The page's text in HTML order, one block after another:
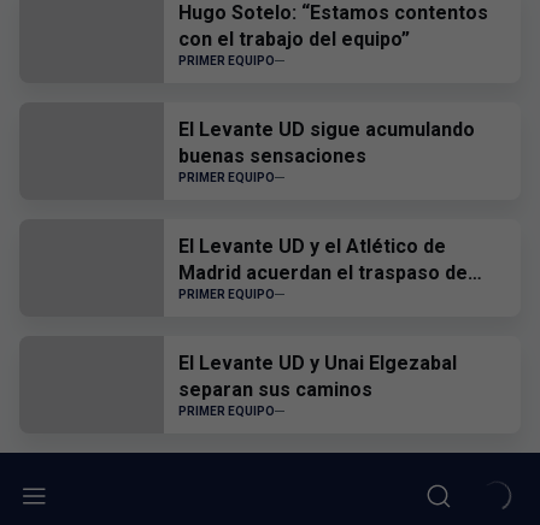
Hugo Sotelo: “Estamos contentos
con el trabajo del equipo”
PRIMER EQUIPO
El Levante UD sigue acumulando
buenas sensaciones
PRIMER EQUIPO
El Levante UD y el Atlético de
Madrid acuerdan el traspaso de
Edgar Alcañiz
PRIMER EQUIPO
El Levante UD y Unai Elgezabal
separan sus caminos
PRIMER EQUIPO